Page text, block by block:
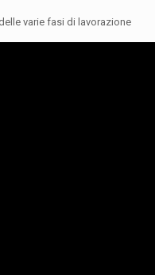
varie fasi di lavorazione